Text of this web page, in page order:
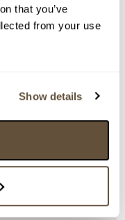
that you’ve
from your use
Show details
na aukční výsledky